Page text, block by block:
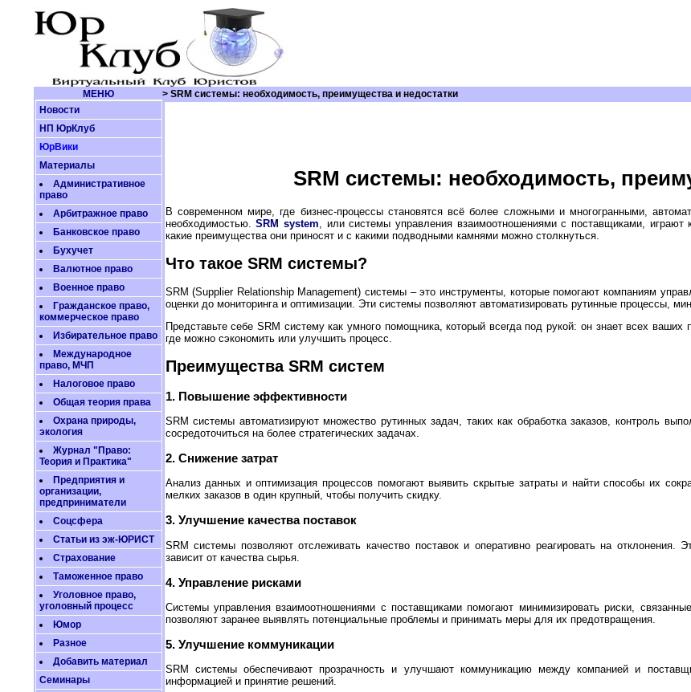
МЕНЮ
> SRM системы: необходимость, преимущества и недостатки
Новости
НП ЮрКлуб
ЮрВики
Материалы
Административное
право
Арбитражное право
Банковское право
Бухучет
Валютное право
Военное право
Гражданское право,
коммерческое право
Избирательное право
Международное
право, МЧП
Налоговое право
Общая теория права
Охрана природы,
экология
Журнал "Право:
Теория и Практика"
Предприятия и
организации,
предприниматели
Соцсфера
Статьи из эж-ЮРИСТ
Страхование
Таможенное право
Уголовное право,
уголовный процесс
Юмор
Разное
Добавить материал
Семинары
SRM системы: необходимость,
В современном мире, где бизнес-процессы становятся всё более сложными и многогранными,
необходимостью.SRM system , или системы управления взаимоотношениями с поставщиками,
какие преимущества они приносят и с какими подводными камнями можно столкнуться.
Что такое SRM системы?
SRM (Supplier Relationship Management) системы – это инструменты, которые помогают компаниям
оценки до мониторинга и оптимизации. Эти системы позволяют автоматизировать рутинные процессы,
Представьте себе SRM систему как умного помощника, который всегда под рукой: он знает всех
где можно сэкономить или улучшить процесс.
Преимущества SRM систем
1. Повышение эффективности
SRM системы автоматизируют множество рутинных задач, таких как обработка заказов, контроль
сосредоточиться на более стратегических задачах.
2. Снижение затрат
Анализ данных и оптимизация процессов помогают выявить скрытые затраты и найти способы их
мелких заказов в один крупный, чтобы получить скидку.
3. Улучшение качества поставок
SRM системы позволяют отслеживать качество поставок и оперативно реагировать на
зависит от качества сырья.
4. Управление рисками
Системы управления взаимоотношениями с поставщиками помогают минимизировать риски,
позволяют заранее выявлять потенциальные проблемы и принимать меры для их предотвращения.
5. Улучшение коммуникации
SRM системы обеспечивают прозрачность и улучшают коммуникацию между компанией и
информацией и принятие решений.